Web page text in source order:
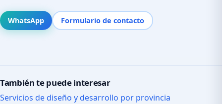
WhatsApp Formulario de contacto
También te puede interesar
Servicios de diseño y desarrollo por provincia